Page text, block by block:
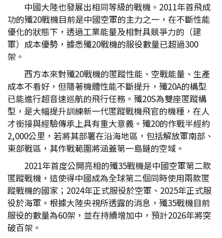
中國大陸也發展出相同等級的戰機。2011年首飛成
功的殲20戰機目前是中國空軍的主力之一，在不斷性能
優化的狀態下，透過工業能量及相對具競爭力的（建
軍）成本優勢，據悉殲20戰機的服役數量已超過300
架。
西方本來對殲20戰機的匿蹤性能、空戰能量、生產
成本不看好，但隨著機體性能不斷提升，殲20A的構型
已能進行超音速巡航的飛行任務。殲20S為雙座匿蹤構
型，是大幅提升訓練新一代匿蹤戰機飛官的機種，在人
才銜接與經驗傳承上具有重大意義。殲20的作戰半經約
2,000公里，若將其部署在沿海地區，包括解放軍南部、
東部戰區，其作戰範圍將涵蓋第一島鏈的空域。
2021年首度公開亮相的殲35戰機是中國空軍第二款
匿蹤戰機，這使得中國成為全球第二個同時使用兩款匿
蹤戰機的國家；2024年正式服役於空軍、2025年正式服
役於海軍。根據大陸央視所透露的消息，殲35戰機目前
服役的數量為60架，並在持續增加中，預計2026年將突
破百架。